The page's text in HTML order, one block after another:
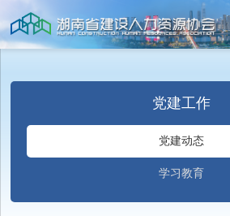
党建工作
党建动态
学习教育